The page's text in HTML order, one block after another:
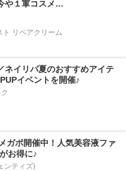
や１軍コスメ…
ト リペアクリーム
ネイリパ夏のおすすめアイテ
イベントを開催♪
ガポ開催中！人気美容液ファ
お得に♪
ンティズ)